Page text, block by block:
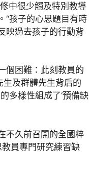
中很少觸及特別教導
“孩子的心思題目有時
映過去孩子的行動背
個困難：此刻教員的
生及群體先生背后的
多樣性組成了‘預備缺
不久前召開的全國粹
員專門研究練習缺